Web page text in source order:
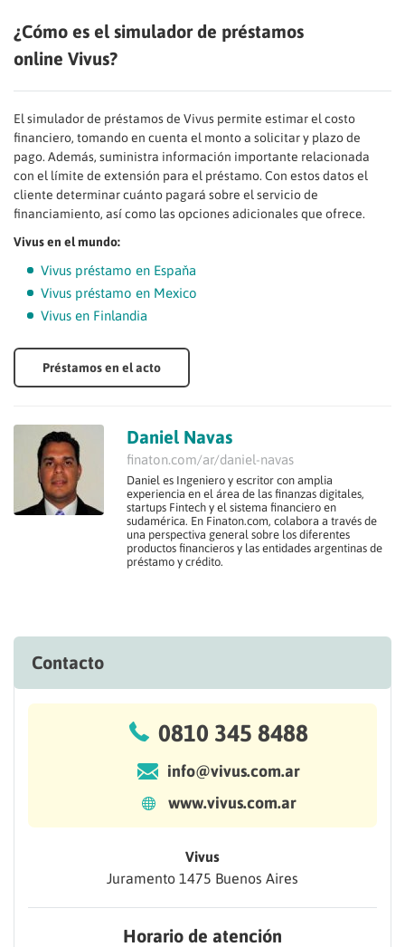
¿Cómo es el simulador de préstamos
online Vivus?
El simulador de préstamos de Vivus permite estimar el costo
financiero, tomando en cuenta el monto a solicitar y plazo de
pago. Además, suministra información importante relacionada
con el límite de extensión para el préstamo. Con estos datos el
cliente determinar cuánto pagará sobre el servicio de
financiamiento, así como las opciones adicionales que ofrece.
Vivus en el mundo:
Vivus préstamo en Espaňa
Vivus préstamo en Mexico
Vivus en Finlandia
Préstamos en el acto
Daniel Navas
finaton.com/ar/daniel-navas
Daniel es Ingeniero y escritor con amplia
experiencia en el área de las finanzas digitales,
startups Fintech y el sistema financiero en
sudamérica. En Finaton.com, colabora a través de
una perspectiva general sobre los diferentes
productos financieros y las entidades argentinas de
préstamo y crédito.
Contacto
0810 345 8488
info@vivus.com.ar
www.vivus.com.ar
Vivus
Juramento 1475 Buenos Aires
Horario de atención